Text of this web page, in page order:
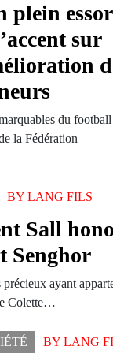
plein
sur
du football
la Fédération
BYLANG FILS
Sall
Senghor
ayant
Colette…
BYLANG